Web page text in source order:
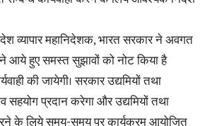
व्यापार महानिदेशक, भारत सरकार ने अवगत
ने आये हुए समस्त सुझावों को नोट किया है
की जायेगी। सरकार उद्यमियों तथा
सहयोग प्रदान करेगा और उद्यमियों तथा